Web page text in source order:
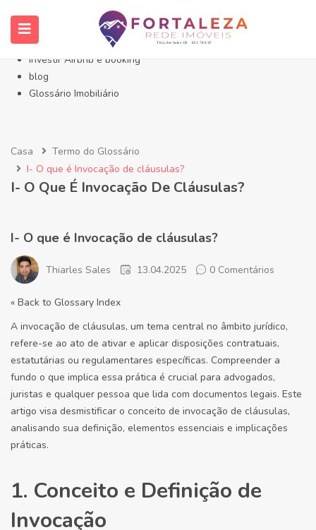
Início- Imóveis Fortaleza Eusébio
Imóveis em Fortaleza
Imóveis no Eusébio
Investir Airbnb e booking
blog
Glossário Imobiliário
Casa
Termo do Glossário
I- O que é Invocação de cláusulas?
I- O Que É Invocação De Cláusulas?
I- O que é Invocação de cláusulas?
Thiarles Sales 13.04.2025 0 Comentários
« Back to Glossary Index
A invocação de cláusulas, um tema central no âmbito jurídico,
refere-se ao ato de ativar e aplicar disposições contratuais,
estatutárias ou regulamentares específicas. Compreender a
fundo o que implica essa prática é crucial para advogados,
juristas e qualquer pessoa que lida com documentos legais. Este
artigo visa desmistificar o conceito de invocação de cláusulas,
analisando sua definição, elementos essenciais e implicações
práticas.
1. Conceito e Definição de
Invocação